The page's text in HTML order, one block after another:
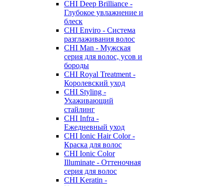
CHI Deep Brilliance -
Глубокое увлажнение и
блеск
CHI Enviro - Система
разглаживания волос
CHI Man - Мужская
серия для волос, усов и
бороды
CHI Royal Treatment -
Королевский уход
CHI Styling -
Ухаживающий
стайлинг
CHI Infra -
Ежедневный уход
CHI Ionic Hair Color -
Краска для волос
CHI Ionic Color
Illuminate - Оттеночная
серия для волос
CHI Keratin -